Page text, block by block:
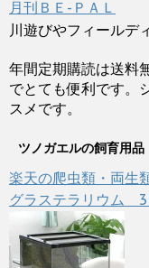
月刊ＢＥ-ＰＡＬ
川遊びやフィールデ
年間定期購読は送料
でとても便利です。
スメです。
ツノガエルの飼育用品
楽天の爬虫類・両生
グラステラリウム